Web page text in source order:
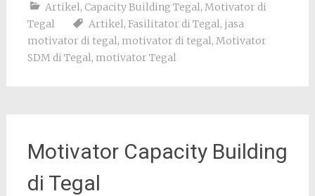
Artikel, Capacity Building Tegal, Motivator di
Tegal
Artikel, Fasilitator di Tegal, jasa
motivator di tegal, motivator di tegal, Motivator
SDM di Tegal, motivator Tegal
Motivator Capacity Building
di Tegal